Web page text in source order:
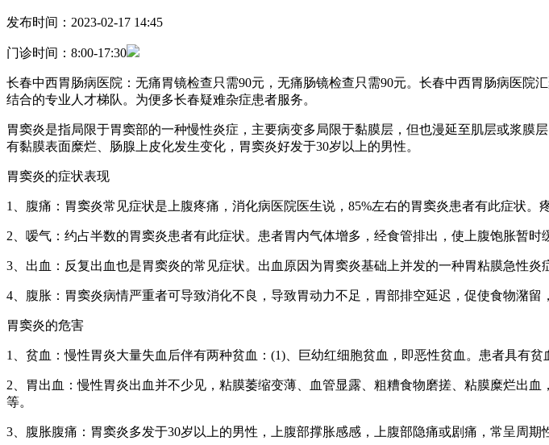
发布时间：2023-02-17 14:45
门诊时间：8:00-17:30
长春中西胃肠病医院：无痛胃镜检查只需90元，无痛肠镜检查只需90元。长春中西胃肠病医
结合的专业人才梯队。为便多长春疑难杂症患者服务。
胃窦炎是指局限于胃窦部的一种慢性炎症，主要病变多局限于黏膜层，但也漫延至肌层或浆
有黏膜表面糜烂、肠腺上皮化发生变化，胃窦炎好发于30岁以上的男性。
胃窦炎的症状表现
1、腹痛：胃窦炎常见症状是上腹疼痛，消化病医院医生说，85%左右的胃窦炎患者有此症状。
2、嗳气：约占半数的胃窦炎患者有此症状。患者胃内气体增多，经食管排出，使上腹饱胀暂时
3、出血：反复出血也是胃窦炎的常见症状。出血原因为胃窦炎基础上并发的一种胃粘膜急性炎
4、腹胀：胃窦炎病情严重者可导致消化不良，导致胃动力不足，胃部排空延迟，促使食物潴留
胃窦炎的危害
1、贫血：慢性胃炎大量失血后伴有两种贫血：(1)、巨幼红细胞贫血，即恶性贫血。患者具有
2、胃出血：慢性胃炎出血并不少见，粘膜萎缩变薄、血管显露、粗糟食物磨搓、粘膜糜烂出
等。
3、腹胀腹痛：胃窦炎多发于30岁以上的男性，上腹部撑胀感感，上腹部隐痛或剧痛，常呈周